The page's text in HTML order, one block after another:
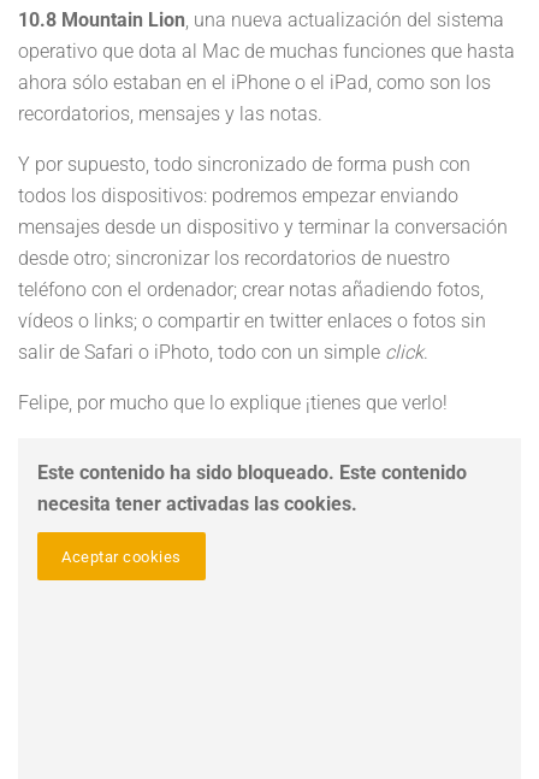
10.8 Mountain Lion, una nueva actualización del sistema
operativo que dota al Mac de muchas funciones que hasta
ahora sólo estaban en el iPhone o el iPad, como son los
recordatorios, mensajes y las notas.
Y por supuesto, todo sincronizado de forma push con
todos los dispositivos: podremos empezar enviando
mensajes desde un dispositivo y terminar la conversación
desde otro; sincronizar los recordatorios de nuestro
teléfono con el ordenador; crear notas añadiendo fotos,
vídeos o links; o compartir en twitter enlaces o fotos sin
salir de Safari o iPhoto, todo con un simple click.
Felipe, por mucho que lo explique ¡tienes que verlo!
Este contenido ha sido bloqueado. Este contenido
necesita tener activadas las cookies.
Aceptar cookies